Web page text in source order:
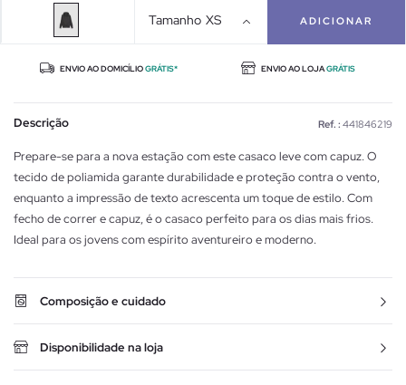
Tamanho XS ADICIONAR
ENVIO AO DOMICÍLIOGRÁTIS* ENVIO AO LOJAGRÁTIS
Descrição Ref. : 441846219
Prepare-se para a nova estação com este casaco leve com capuz. O
tecido de poliamida garante durabilidade e proteção contra o vento,
enquanto a impressão de texto acrescenta um toque de estilo. Com
fecho de correr e capuz, é o casaco perfeito para os dias mais frios.
Ideal para os jovens com espírito aventureiro e moderno.
Composição e cuidado
Disponibilidade na loja